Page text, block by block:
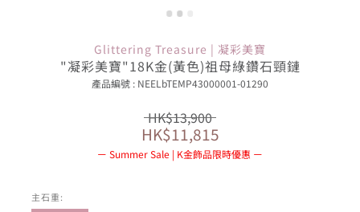
Glittering Treasure | 凝彩美寶
"凝彩美寶"18K金(黃色)祖母綠鑽石頸鏈
產品編號 : NEELbTEMP43000001-01290
HK$13,900
HK$11,815
Summer Sale | K金飾品限時優惠
主石重: